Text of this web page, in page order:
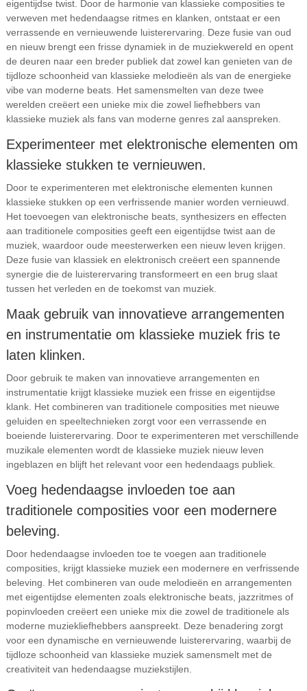
eigentijdse twist. Door de harmonie van klassieke composities te
verweven met hedendaagse ritmes en klanken, ontstaat er een
verrassende en vernieuwende luisterervaring. Deze fusie van oud
en nieuw brengt een frisse dynamiek in de muziekwereld en opent
de deuren naar een breder publiek dat zowel kan genieten van de
tijdloze schoonheid van klassieke melodieën als van de energieke
vibe van moderne beats. Het samensmelten van deze twee
werelden creëert een unieke mix die zowel liefhebbers van
klassieke muziek als fans van moderne genres zal aanspreken.
Experimenteer met elektronische elementen om
klassieke stukken te vernieuwen.
Door te experimenteren met elektronische elementen kunnen
klassieke stukken op een verfrissende manier worden vernieuwd.
Het toevoegen van elektronische beats, synthesizers en effecten
aan traditionele composities geeft een eigentijdse twist aan de
muziek, waardoor oude meesterwerken een nieuw leven krijgen.
Deze fusie van klassiek en elektronisch creëert een spannende
synergie die de luisterervaring transformeert en een brug slaat
tussen het verleden en de toekomst van muziek.
Maak gebruik van innovatieve arrangementen
en instrumentatie om klassieke muziek fris te
laten klinken.
Door gebruik te maken van innovatieve arrangementen en
instrumentatie krijgt klassieke muziek een frisse en eigentijdse
klank. Het combineren van traditionele composities met nieuwe
geluiden en speeltechnieken zorgt voor een verrassende en
boeiende luisterervaring. Door te experimenteren met verschillende
muzikale elementen wordt de klassieke muziek nieuw leven
ingeblazen en blijft het relevant voor een hedendaags publiek.
Voeg hedendaagse invloeden toe aan
traditionele composities voor een modernere
beleving.
Door hedendaagse invloeden toe te voegen aan traditionele
composities, krijgt klassieke muziek een modernere en verfrissende
beleving. Het combineren van oude melodieën en arrangementen
met eigentijdse elementen zoals elektronische beats, jazzritmes of
popinvloeden creëert een unieke mix die zowel de traditionele als
moderne muziekliefhebbers aanspreekt. Deze benadering zorgt
voor een dynamische en vernieuwende luisterervaring, waarbij de
tijdloze schoonheid van klassieke muziek samensmelt met de
creativiteit van hedendaagse muziekstijlen.